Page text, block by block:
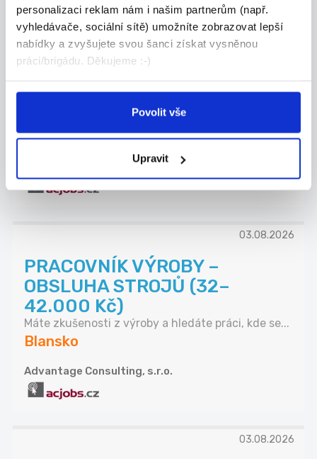
personalizaci reklam nám i našim partnerům (např.
vyhledávače, sociální sítě) umožníte zobrazovat lepší
nabídky a zvyšujete svou šanci získat vysněnou
práci/brigádu. Děkujeme :-)
Povolit vše
Upravit
03.08.2026
ELEKTRIKÁŘ NA JEDNU
SMĚNU (38-42.000 Kč) -
ABSOLVENTI
Hledáme elektrotechnika na JEDNU SMĚNU. Pokud
Blansko
Advantage Consulting, s.r.o.
03.08.2026
PRACOVNÍK VÝROBY –
OBSLUHA STROJŮ (32–
42.000 Kč)
Máte zkušenosti z výroby a hledáte práci, kde se...
Blansko
Advantage Consulting, s.r.o.
03.08.2026